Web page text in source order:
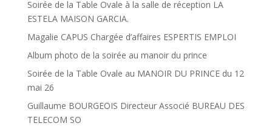
Soirée de la Table Ovale à la salle de réception LA
ESTELA MAISON GARCIA.
Magalie CAPUS Chargée d’affaires ESPERTIS EMPLOI
Album photo de la soirée au manoir du prince
Soirée de la Table Ovale au MANOIR DU PRINCE du 12
mai 26
Guillaume BOURGEOIS Directeur Associé BUREAU DES
TELECOM SO